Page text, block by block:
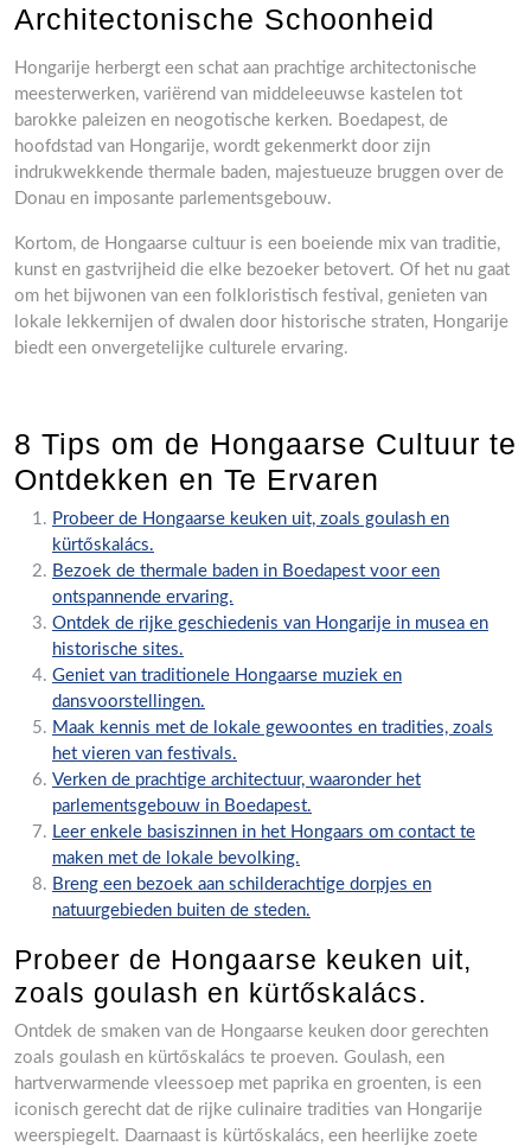
Architectonische Schoonheid
Hongarije herbergt een schat aan prachtige architectonische
meesterwerken, variërend van middeleeuwse kastelen tot
barokke paleizen en neogotische kerken. Boedapest, de
hoofdstad van Hongarije, wordt gekenmerkt door zijn
indrukwekkende thermale baden, majestueuze bruggen over de
Donau en imposante parlementsgebouw.
Kortom, de Hongaarse cultuur is een boeiende mix van traditie,
kunst en gastvrijheid die elke bezoeker betovert. Of het nu gaat
om het bijwonen van een folkloristisch festival, genieten van
lokale lekkernijen of dwalen door historische straten, Hongarije
biedt een onvergetelijke culturele ervaring.
8 Tips om de Hongaarse Cultuur te
Ontdekken en Te Ervaren
Probeer de Hongaarse keuken uit, zoals goulash en
kürtőskalács.
Bezoek de thermale baden in Boedapest voor een
ontspannende ervaring.
Ontdek de rijke geschiedenis van Hongarije in musea en
historische sites.
Geniet van traditionele Hongaarse muziek en
dansvoorstellingen.
Maak kennis met de lokale gewoontes en tradities, zoals
het vieren van festivals.
Verken de prachtige architectuur, waaronder het
parlementsgebouw in Boedapest.
Leer enkele basiszinnen in het Hongaars om contact te
maken met de lokale bevolking.
Breng een bezoek aan schilderachtige dorpjes en
natuurgebieden buiten de steden.
Probeer de Hongaarse keuken uit,
zoals goulash en kürtőskalács.
Ontdek de smaken van de Hongaarse keuken door gerechten
zoals goulash en kürtőskalács te proeven. Goulash, een
hartverwarmende vleessoep met paprika en groenten, is een
iconisch gerecht dat de rijke culinaire tradities van Hongarije
weerspiegelt. Daarnaast is kürtőskalács, een heerlijke zoete